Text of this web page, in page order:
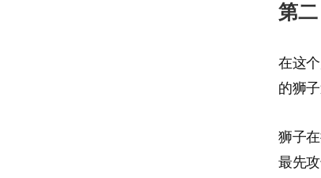
第二
在这
的狮
狮子
最先